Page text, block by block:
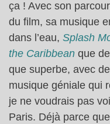
ça ! Avec son
du film, sa musique
dans l’eau, Splash
the Caribbean que de
que superbe, avec
musique géniale qui
je ne voudrais pas
Paris. Déjà parce